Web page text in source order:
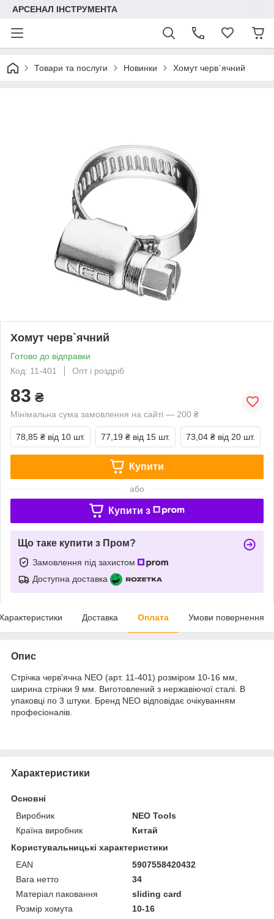
АРСЕНАЛ ІНСТРУМЕНТА
Товари та послуги Новинки Хомут черв`ячний
Хомут черв`ячний
Готово до відправки
Код: 11-401
Опт і роздріб
83 ₴
Мінімальна сума замовлення на сайті — 200 ₴
78,85 ₴ від 10 шт. 77,19 ₴ від 15 шт. 73,04 ₴ від 20 шт.
Купити
або
Купити з
Що таке купити з Пром?
Замовлення під захистом
Доступна доставка
Доставка Оплата Умови повернення
Опис
Стрічка черв'ячна NEO (арт. 11-401) розміром 10-16 мм,
ширина стрічки 9 мм. Виготовлений з нержавіючої сталі. В
упаковці по 3 штуки. Бренд NEO відповідає очікуванням
професіоналів.
Характеристики
Основні
Виробник
NEO Tools
Країна виробник
Китай
Користувальницькі характеристики
EAN
5907558420432
Вага нетто
34
Матеріал паковання
sliding card
Розмір хомута
10-16